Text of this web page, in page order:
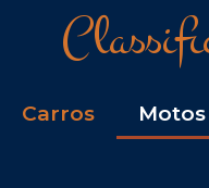
Carros Motos